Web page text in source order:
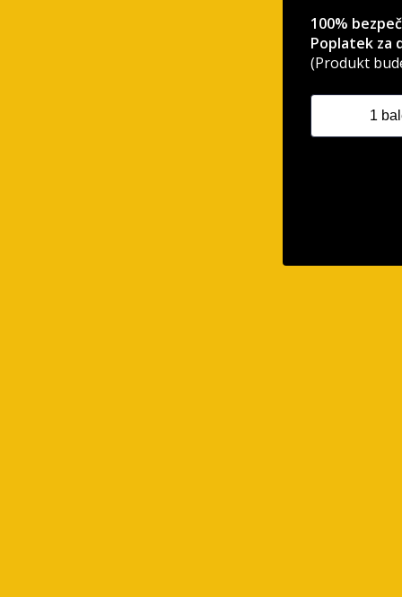
100%
Poplatek za
(Produkt